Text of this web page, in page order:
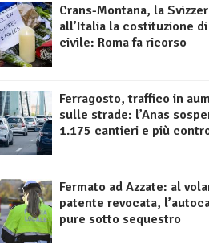
Crans-Montana, la
all’Italia la costituzione
civile: Roma fa ricorso
Ferragosto, traffico in
sulle strade: l’Anas
1.175 cantieri e più
Fermato ad Azzate: al
patente revocata,
pure sotto sequestro